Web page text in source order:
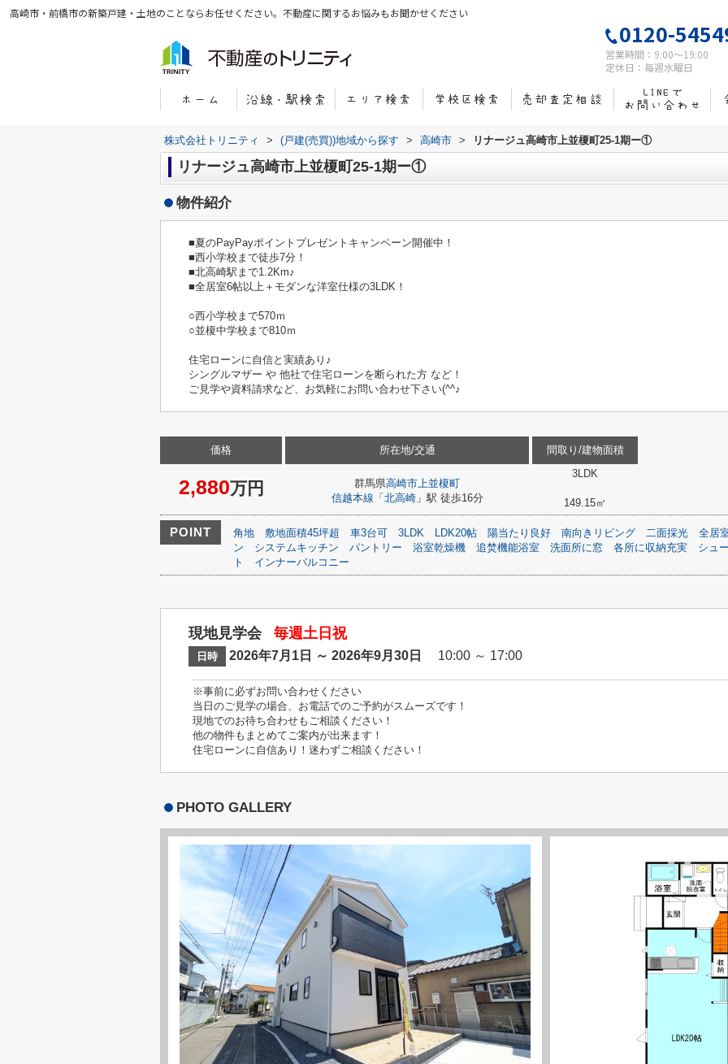
高崎市・前橋市の新築戸建・土地のことならお任せください。不動産に関するお悩みもお聞かせください
0120-
営業時間：9:00～19:00
定休日：毎週水曜日
株式会社トリニティ > (戸建(売買))地域から探す > 高崎市 > リナージュ高崎市上並榎町25-1期ー①
リナージュ高崎市上並榎町25-1期ー①
物件紹介
■夏のPayPayポイントプレゼントキャンペーン開催中！
■西小学校まで徒歩7分！
■北高崎駅まで1.2Km♪
■全居室6帖以上＋モダンな洋室仕様の3LDK！
○西小学校まで570ｍ
○並榎中学校まで810ｍ
住宅ローンに自信と実績あり♪
シングルマザー や 他社で住宅ローンを断られた方 など！
ご見学や資料請求など、お気軽にお問い合わせ下さい(^^♪
価格
2,880万円
所在地/交通
群馬県高崎市上並榎町
信越本線 「 北高崎」駅 徒歩16分
間取り/建物面積
3LDK
149.15㎡
POINT 角地 敷地面積45坪超 車3台可 3LDK LDK20帖 陽当たり良好 南向きリビング 二面採光
全居
ン
システムキッチン パントリー 浴室乾燥機 追焚機能浴室 洗面所に窓 各所に収納充実
シュ
ト
インナーバルコニー
現地見学会 毎週土日祝
日時 2026年7月1日 ～ 2026年9月30日 10:00 ～ 17:00
※事前に必ずお問い合わせください
当日のご見学の場合、お電話でのご予約がスムーズです！
現地でのお待ち合わせもご相談ください！
他の物件もまとめてご案内が出来ます！
住宅ローンに自信あり！迷わずご相談ください！
PHOTO GALLERY